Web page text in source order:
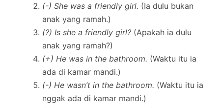
(-) She was a friendly girl. (Ia dulu bukan
anak yang ramah.)
(?) Is she a friendly girl? (Apakah ia dulu
anak yang ramah?)
(+) He was in the bathroom. (Waktu itu ia
ada di kamar mandi.)
(-) He wasn’t in the bathroom. (Waktu itu ia
nggak ada di kamar mandi.)